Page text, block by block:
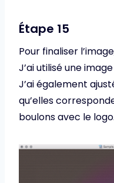
Étape 15
Pour finaliser
J’ai utilisé une
J’ai également
qu’elles
boulons avec le logo.